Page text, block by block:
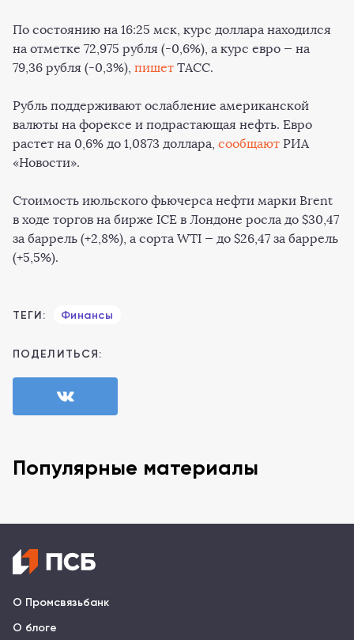
По состоянию на 16:25 мск, курс доллара находился
на отметке 72,975 рубля (-0,6%), а курс евро — на
79,36 рубля (-0,3%), пишет ТАСС.
Рубль поддерживают ослабление американской
валюты на форексе и подрастающая нефть. Евро
растет на 0,6% до 1,0873 доллара, сообщают РИА
«Новости».
Стоимость июльского фьючерса нефти марки Brent
в ходе торгов на бирже ICE в Лондоне росла до $30,47
за баррель (+2,8%), а сорта WTI — до $26,47 за баррель
(+5,5%).
ТЕГИ: Финансы
ПОДЕЛИТЬСЯ:
Популярные материалы
О Промсвязьбанк
О блоге